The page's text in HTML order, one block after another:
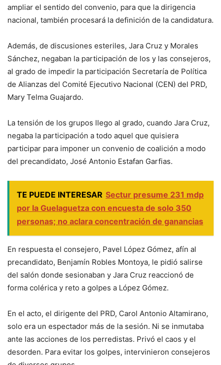
ampliar el sentido del convenio, para que la dirigencia
nacional, también procesará la definición de la candidatura.
Además, de discusiones esteriles, Jara Cruz y Morales
Sánchez, negaban la participación de los y las consejeros,
al grado de impedir la participación Secretaría de Política
de Alianzas del Comité Ejecutivo Nacional (CEN) del PRD,
Mary Telma Guajardo.
La tensión de los grupos llego al grado, cuando Jara Cruz,
negaba la participación a todo aquel que quisiera
participar para imponer un convenio de coalición a modo
del precandidato, José Antonio Estafan Garfias.
TE PUEDE INTERESAR Sectur presume 231 mdp
por la Guelaguetza con encuesta de solo 350
personas; no aclara concentración de ganancias
En respuesta el consejero, Pavel López Gómez, afín al
precandidato, Benjamín Robles Montoya, le pidió salirse
del salón donde sesionaban y Jara Cruz reaccionó de
forma colérica y reto a golpes a López Gómez.
En el acto, el dirigente del PRD, Carol Antonio Altamirano,
solo era un espectador más de la sesión. Ni se inmutaba
ante las acciones de los perredistas. Privó el caos y el
desorden. Para evitar los golpes, intervinieron consejeros